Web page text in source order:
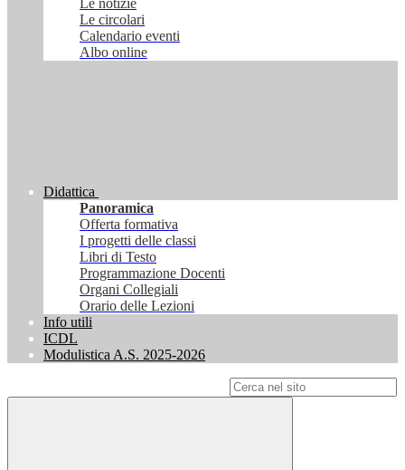
Le notizie
Le circolari
Calendario eventi
Albo online
Didattica
Panoramica
Offerta formativa
I progetti delle classi
Libri di Testo
Programmazione Docenti
Organi Collegiali
Orario delle Lezioni
Info utili
ICDL
Modulistica A.S. 2025-2026